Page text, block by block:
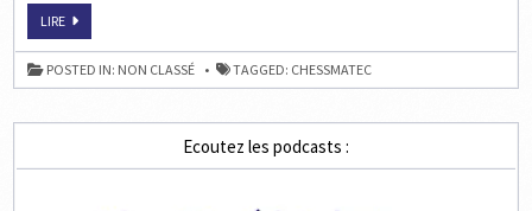
LIREJOUER
ÉCHECS
AVEC
CHESSMATEC
POSTED IN: NON CLASSÉ TAGGED: CHESSMATEC
Ecoutez les podcasts :